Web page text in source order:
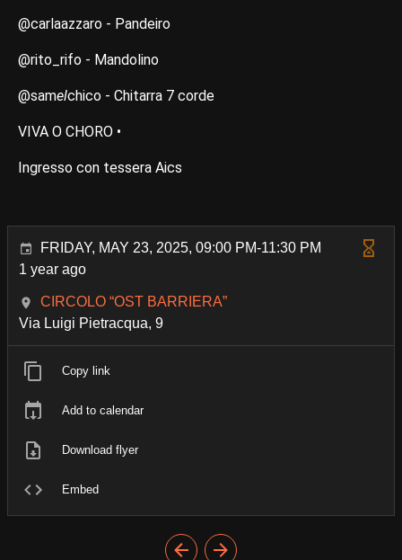
@carlaazzaro - Pandeiro
@rito_rifo - Mandolino
@samelchico - Chitarra 7 corde
VIVA O CHORO •
Ingresso con tessera Aics
FRIDAY, MAY 23, 2025, 09:00 PM-11:30 PM
1 year ago
CIRCOLO “OST BARRIERA”
Via Luigi Pietracqua, 9
Copy link
Add to calendar
Download flyer
Embed